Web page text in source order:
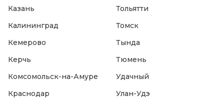
Казань
Калининград
Кемерово
Керчь
Комсомольск-на-Амуре
Краснодар
Тольятти
Томск
Тында
Тюмень
Удачный
Улан-Удэ